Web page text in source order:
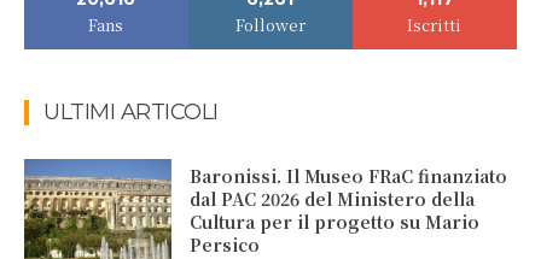
Fans Follower Iscritti
ULTIMI ARTICOLI
Baronissi. Il Museo FRaC finanziato
dal PAC 2026 del Ministero della
Cultura per il progetto su Mario
Persico